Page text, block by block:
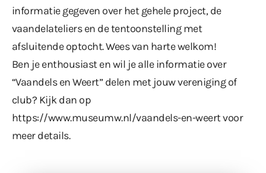
informatie gegeven over het gehele project, de
vaandelateliers en de tentoonstelling met
afsluitende optocht. Wees van harte welkom!
Ben je enthousiast en wil je alle informatie over
“Vaandels en Weert” delen met jouw vereniging of
club? Kijk dan op
https://www.museumw.nl/vaandels-en-weertvoor
meer details.